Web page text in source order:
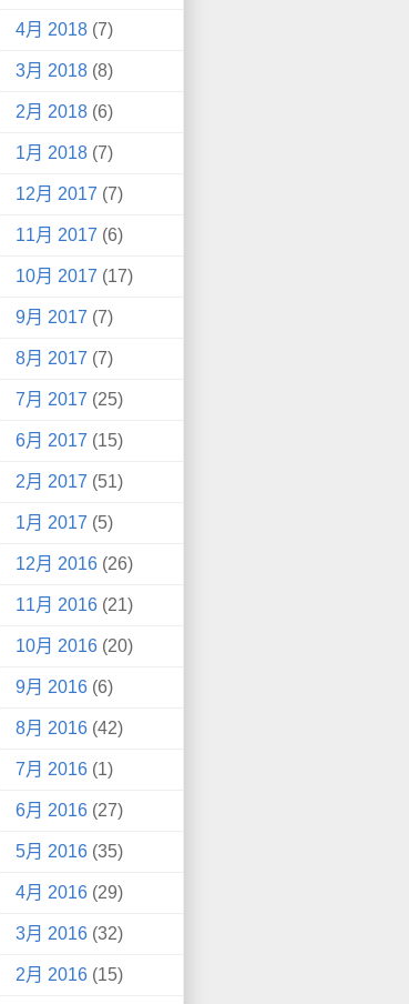
4月 2018 (7)
3月 2018 (8)
2月 2018 (6)
1月 2018 (7)
12月 2017 (7)
11月 2017 (6)
10月 2017 (17)
9月 2017 (7)
8月 2017 (7)
7月 2017 (25)
6月 2017 (15)
2月 2017 (51)
1月 2017 (5)
12月 2016 (26)
11月 2016 (21)
10月 2016 (20)
9月 2016 (6)
8月 2016 (42)
7月 2016 (1)
6月 2016 (27)
5月 2016 (35)
4月 2016 (29)
3月 2016 (32)
2月 2016 (15)